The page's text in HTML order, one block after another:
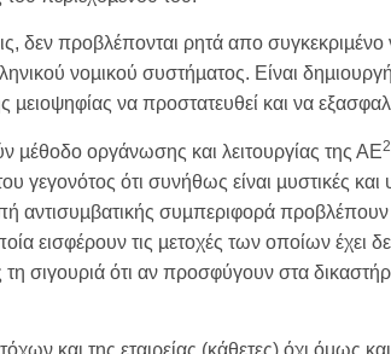
δεν προβλέπονται ρητά απο
νοµικού συστήµατος. Είναι
να προστατευθεί και να
µέθοδο οργάνωσης και λειτουργίας της ΑΕ2
γεγονότος ότι συνήθως είναι µυστικές
αντισυµβατικής συµπεριφορά
εισφέρουν τις µετοχές των οποίων
σιγουριά ότι αν προσφύγουν στα